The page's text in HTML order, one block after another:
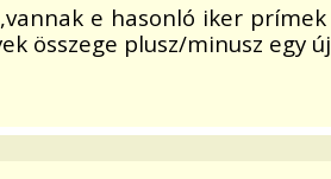
e hasonló iker
összege plusz/minusz egy